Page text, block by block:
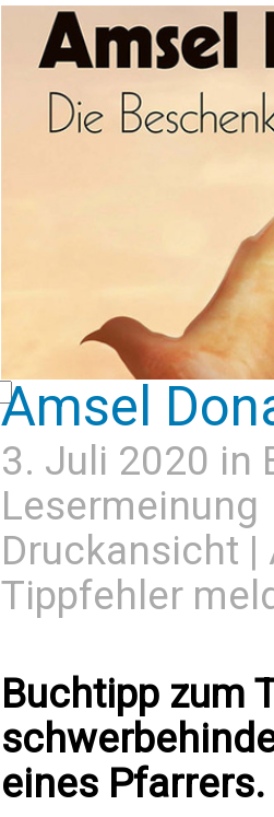
Amsel
3. Juli 2020 in
Lesermeinung
Druckansicht |
Tippfehler
Buchtipp zum
eines Pfarrers.